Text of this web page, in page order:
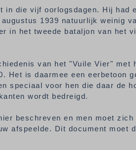
in die vijf oorlogsdagen. Hij had
1939 natuurlijk weinig
in het tweede bataljon van het
van het "Vuile Vier" met
Het is daarmee een eerbetoon
speciaal voor hen die daar de
wordt bedreigd.
beschreven en men moet
afspeelde. Dit document moet